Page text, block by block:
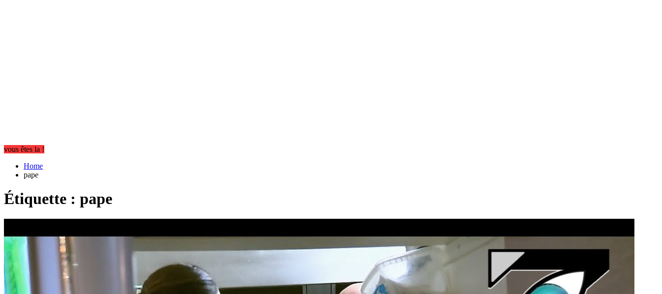
vous êtes la !
Home
pape
Étiquette : pape